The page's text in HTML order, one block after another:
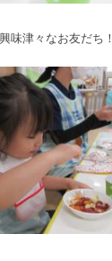
味津々なお友だち！